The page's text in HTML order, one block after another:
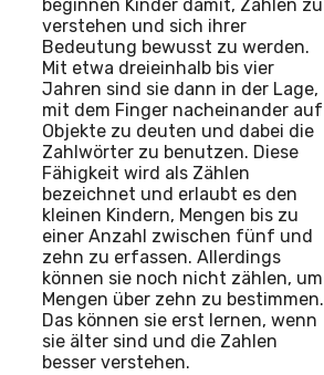
beginnen Kinder damit, Zahlen zu
verstehen und sich ihrer
Bedeutung bewusst zu werden.
Mit etwa dreieinhalb bis vier
Jahren sind sie dann in der Lage,
mit dem Finger nacheinander auf
Objekte zu deuten und dabei die
Zahlwörter zu benutzen. Diese
Fähigkeit wird als Zählen
bezeichnet und erlaubt es den
kleinen Kindern, Mengen bis zu
einer Anzahl zwischen fünf und
zehn zu erfassen. Allerdings
können sie noch nicht zählen, um
Mengen über zehn zu bestimmen.
Das können sie erst lernen, wenn
sie älter sind und die Zahlen
besser verstehen.